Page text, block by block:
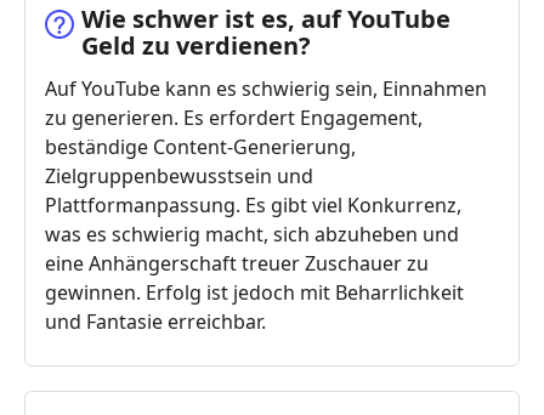
Wie schwer ist es, auf YouTube
Geld zu verdienen?
Auf YouTube kann es schwierig sein, Einnahmen
zu generieren. Es erfordert Engagement,
beständige Content-Generierung,
Zielgruppenbewusstsein und
Plattformanpassung. Es gibt viel Konkurrenz,
was es schwierig macht, sich abzuheben und
eine Anhängerschaft treuer Zuschauer zu
gewinnen. Erfolg ist jedoch mit Beharrlichkeit
und Fantasie erreichbar.